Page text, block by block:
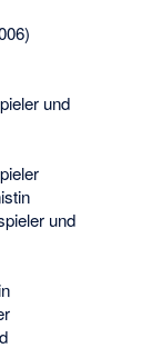
und
und